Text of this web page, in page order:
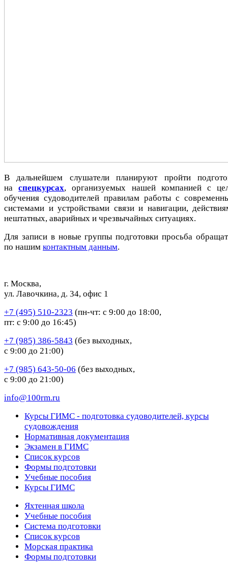
В дальнейшем слушатели планируют пройти
наспецкурсах, организуемых нашей компанией с
обучения судоводителей правилам работы с
системами и устройствами связи и навигации,
нештатных, аварийных и чрезвычайных ситуациях.
Для записи в новые группы подготовки просьба
по нашим контактным данным.
г. Москва,
ул. Лавочкина, д. 34, офис 1
+7 (495) 510-2323 (пн-чт: с 9:00 до 18:00,
пт: с 9:00 до 16:45)
+7 (985) 386-5843 (без выходных,
с 9:00 до 21:00)
+7 (985) 643-50-06 (без выходных,
с 9:00 до 21:00)
info@100rm.ru
Курсы ГИМС - подготовка судоводителей, курсы
судовождения
Нормативная документация
Экзамен в ГИМС
Список курсов
Формы подготовки
Учебные пособия
Курсы ГИМС
Яхтенная школа
Учебные пособия
Cистема подготовки
Список курсов
Морская практика
Формы подготовки